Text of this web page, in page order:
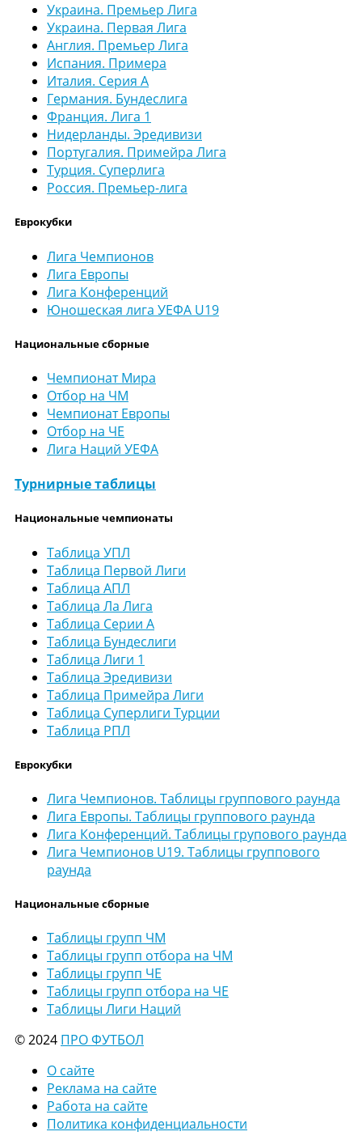
Украина. Премьер Лига
Украина. Первая Лига
Англия. Премьер Лига
Испания. Примера
Италия. Серия А
Германия. Бундеслига
Франция. Лига 1
Нидерланды. Эредивизи
Португалия. Примейра Лига
Турция. Суперлига
Россия. Премьер-лига
Еврокубки
Лига Чемпионов
Лига Европы
Лига Конференций
Юношеская лига УЕФА U19
Национальные сборные
Чемпионат Мира
Отбор на ЧМ
Чемпионат Европы
Отбор на ЧЕ
Лига Наций УЕФА
Турнирные таблицы
Национальные чемпионаты
Таблица УПЛ
Таблица Первой Лиги
Таблица АПЛ
Таблица Ла Лига
Таблица Серии А
Таблица Бундеслиги
Таблица Лиги 1
Таблица Эредивизи
Таблица Примейра Лиги
Таблица Суперлиги Турции
Таблица РПЛ
Еврокубки
Лига Чемпионов. Таблицы группового раунда
Лига Европы. Таблицы группового раунда
Лига Конференций. Таблицы групового раунда
Лига Чемпионов U19. Таблицы группового
раунда
Национальные сборные
Таблицы групп ЧМ
Таблицы групп отбора на ЧМ
Таблицы групп ЧЕ
Таблицы групп отбора на ЧЕ
Таблицы Лиги Наций
© 2024 ПРО ФУТБОЛ
О сайте
Реклама на сайте
Работа на сайте
Политика конфиденциальности